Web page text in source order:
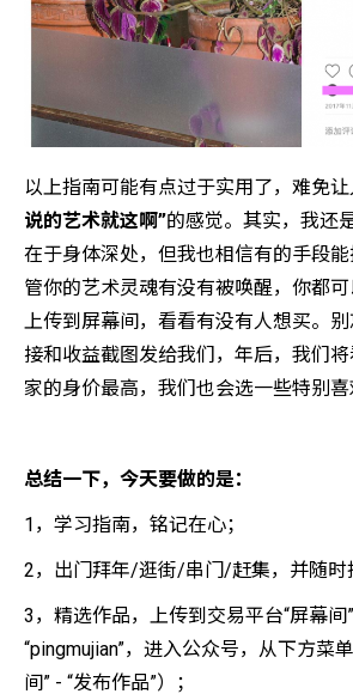
以上指南可能有点过于实用了，难免
说的艺术就这啊”的感觉。其实，我还
在于身体深处，但我也相信有的手段
管你的艺术灵魂有没有被唤醒，你都
上传到屏幕间，看看有没有人想买。
接和收益截图发给我们，年后，我们
家的身价最高，我们也会选一些特别喜
总结一下，今天要做的是：
1，学习指南，铭记在心；
2，出门拜年/逛街/串门/赶集，并随时
3，精选作品，上传到交易平台“屏幕间
“pingmujian”，进入公众号，从下方菜
间” - “发布作品”）；